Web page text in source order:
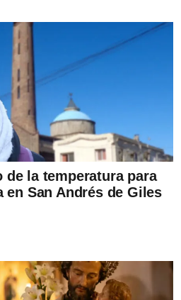
de la temperatura para
en San Andrés de Giles